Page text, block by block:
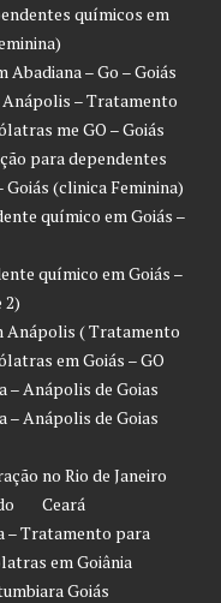
químicos em
Abadiana – Go – Goiás
Anápolis – Tratamento
me GO – Goiás
para dependentes
(clinica Feminina)
químico em Goiás –
químico em Goiás –
2)
Anápolis ( Tratamento
em Goiás – GO
– Anápolis de Goias
– Anápolis de Goias
no Rio de Janeiro
Ceará
– Tratamento para
em Goiânia
Goiás